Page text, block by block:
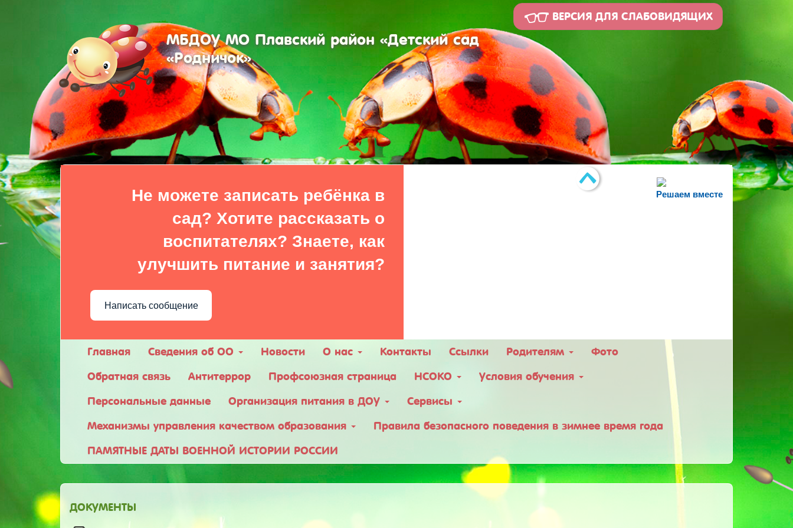
МБДОУ МО Плавский район «Детский сад
«Родничок»
ВЕРСИЯ ДЛЯ СЛАБОВИДЯЩИХ
Решаем вместе
Не можете записать ребёнка в
сад? Хотите рассказать о
воспитателях? Знаете, как
улучшить питание и занятия?
Написать сообщение
Главная Сведения об ОО Новости О нас Контакты Ссылки Родителям
Фото
Обратная связь
Антитеррор Профсоюзная страница НСОКО
Условия обучения
Персональные данные
Организация питания в ДОУ
Сервисы
Механизмы управления качеством образования
Правила безопасного поведения в зимнее время года
ПАМЯТНЫЕ ДАТЫ ВОЕННОЙ ИСТОРИИ РОССИИ
ДОКУМЕНТЫ